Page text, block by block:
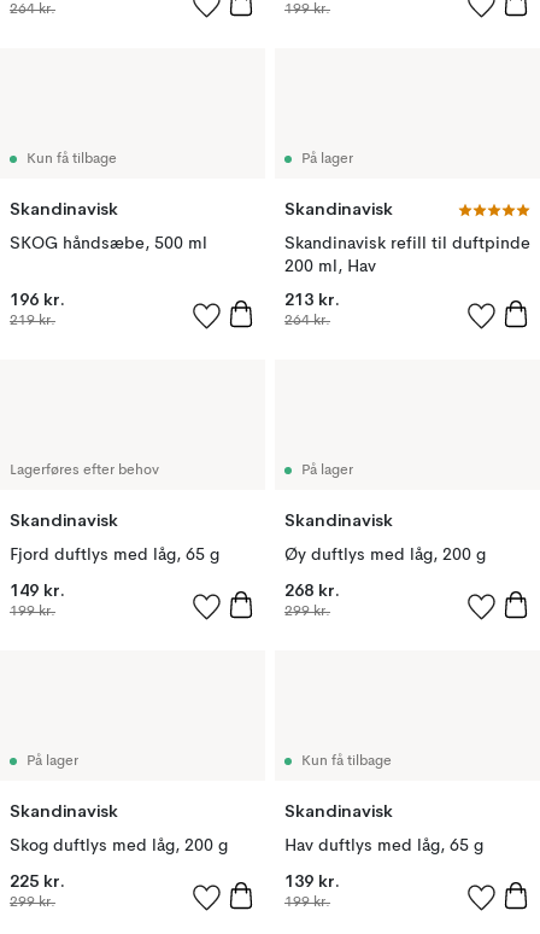
264 kr. 199 kr.
Kun få tilbage
Skandinavisk
SKOG håndsæbe, 500 ml
196 kr.
219 kr.
På lager
Skandinavisk
Skandinavisk refill til duftpinde
200 ml, Hav
213 kr.
264 kr.
Lagerføres efter behov
Skandinavisk
Fjord duftlys med låg, 65 g
149 kr.
199 kr.
På lager
Skandinavisk
Øy duftlys med låg, 200 g
268 kr.
299 kr.
På lager
Skandinavisk
Skog duftlys med låg, 200 g
225 kr.
299 kr.
Kun få tilbage
Skandinavisk
Hav duftlys med låg, 65 g
139 kr.
199 kr.